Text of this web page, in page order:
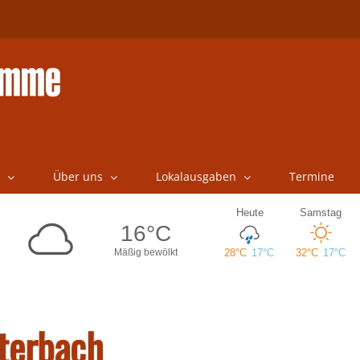
Über uns Lokalausgaben Termine